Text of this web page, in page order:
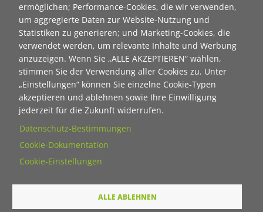
ermöglichen; Performance-Cookies, die wir verwenden,
um aggregierte Daten zur Website-Nutzung und
Statistiken zu generieren; und Marketing-Cookies, die
verwendet werden, um relevante Inhalte und Werbung
anzuzeigen. Wenn Sie „ALLE AKZEPTIEREN“ wählen,
stimmen Sie der Verwendung aller Cookies zu. Unter
„Einstellungen“ können Sie einzelne Cookie-Typen
akzeptieren und ablehnen sowie Ihre Einwilligung
jederzeit für die Zukunft widerrufen.
Datenschutz-Bestimmungen
Cookie-Dokumentation
Cookie-Einstellungen
ALLE ABLEHNEN
Neuanmeldung zum Newsletter der Stiftung "Ecken
wecken":
Contact 1
Anrede
Titel